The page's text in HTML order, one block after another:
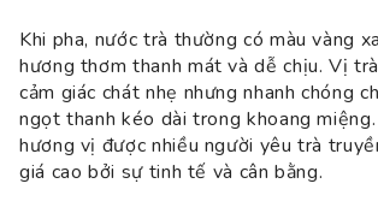
Khi pha, nước trà thường có màu vàng
hương thơm thanh mát và dễ chịu. Vị
cảm giác chát nhẹ nhưng nhanh chóng
ngọt thanh kéo dài trong khoang
hương vị được nhiều người yêu trà
giá cao bởi sự tinh tế và cân bằng.